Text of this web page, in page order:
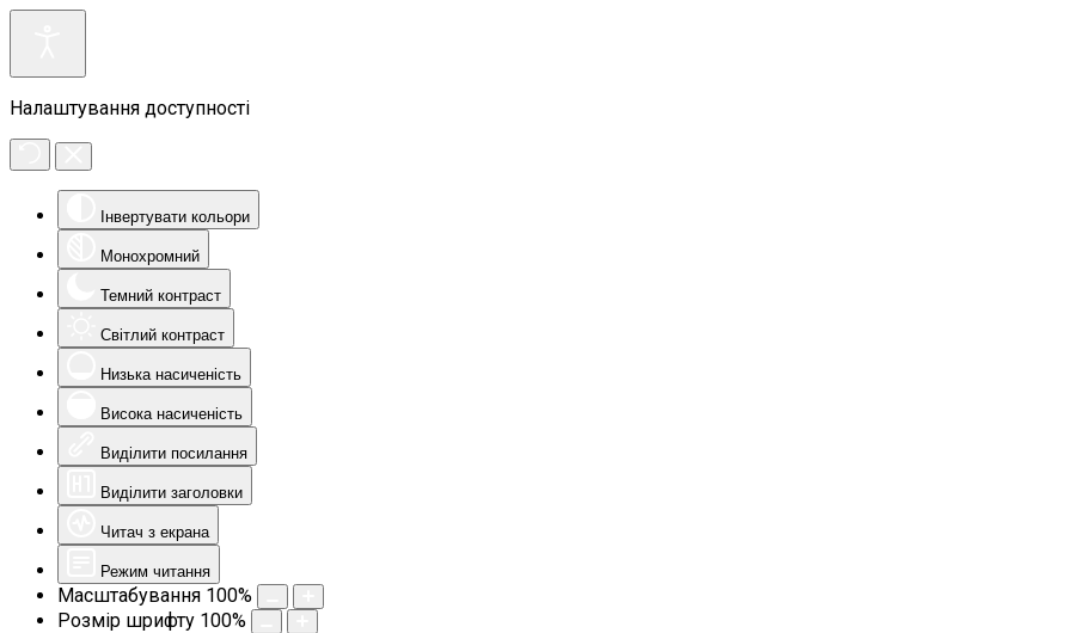
Налаштування доступності
Інвертувати кольори
Монохромний
Темний контраст
Світлий контраст
Низька насиченість
Висока насиченість
Виділити посилання
Виділити заголовки
Читач з екрана
Режим читання
Масштабування 100%
Розмір шрифту 100%